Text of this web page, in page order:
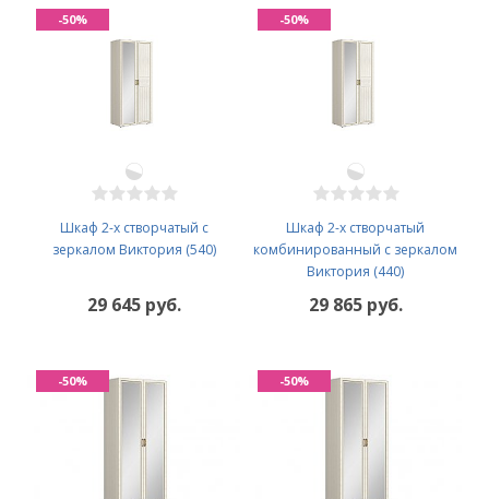
Шкаф 2-х створчатый с
зеркалом Виктория (540)
29 645 руб.
-50%
Шкаф 2-х створчатый
комбинированный с зеркалом
Виктория (440)
29 865 руб.
-50%
-50% -50%